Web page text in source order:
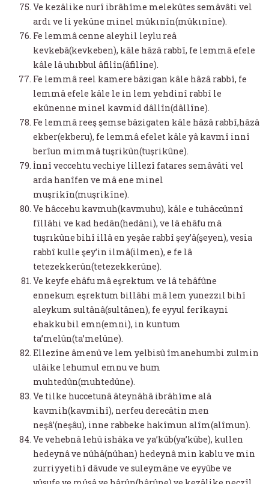
Ve kezâlike nurî ibrâhîme melekûtes semâvâti vel
ardı ve li yekûne minel mûkınîn(mûkınîne).
Fe lemmâ cenne aleyhil leylu reâ
kevkebâ(kevkeben), kâle hâzâ rabbî, fe lemmâ efele
kâle lâ uhıbbul âfilîn(âfilîne).
Fe lemmâ reel kamere bâzigan kâle hâzâ rabbî, fe
lemmâ efele kâle le in lem yehdinî rabbî le
ekûnenne minel kavmid dâllîn(dâllîne).
Fe lemmâ reeş şemse bâzigaten kâle hâzâ rabbî,hâzâ
ekber(ekberu), fe lemmâ efelet kâle yâ kavmî innî
berîun mimmâ tuşrikûn(tuşrikûne).
İnnî veccehtu vechiye lillezî fatares semâvâti vel
arda hanîfen ve mâ ene minel
muşrikîn(muşrikîne).
Ve hâccehu kavmuh(kavmuhu), kâle e tuhâccûnnî
fîllâhi ve kad hedân(hedâni), ve lâ ehâfu mâ
tuşrıkûne bihî illâ en yeşâe rabbî şey’â(şeyen), vesia
rabbî kulle şey’in ilmâ(ilmen), e fe lâ
tetezekkerûn(tetezekkerûne).
Ve keyfe ehâfu mâ eşrektum ve lâ tehâfûne
ennekum eşrektum billâhi mâ lem yunezzıl bihî
aleykum sultânâ(sultânen), fe eyyul ferîkayni
ehakku bil emn(emni), in kuntum
ta’melûn(ta’melûne).
Ellezîne âmenû ve lem yelbisû îmanehumbi zulmin
ulâike lehumul emnu ve hum
muhtedûn(muhtedûne).
Ve tilke huccetunâ âteynâhâ ibrâhîme alâ
kavmih(kavmihî), nerfeu derecâtin men
neşâ’(neşâu), inne rabbeke hakîmun alîm(alîmun).
Ve vehebnâ lehû ishâka ve ya’kûb(ya’kûbe), kullen
hedeynâ ve nûhâ(nûhan) hedeynâ min kablu ve min
zurriyyetihî dâvude ve suleymâne ve eyyûbe ve